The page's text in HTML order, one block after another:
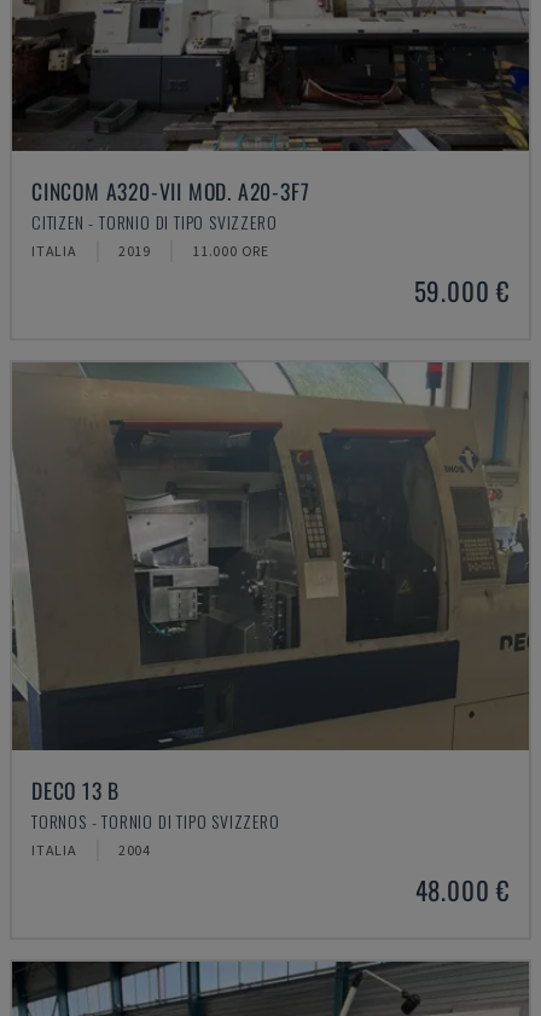
CINCOM A320-VII MOD. A20-3F7
CITIZEN - TORNIO DI TIPO SVIZZERO
ITALIA 2019 11.000 ORE
59.000 €
DECO 13 B
TORNOS - TORNIO DI TIPO SVIZZERO
ITALIA 2004
48.000 €